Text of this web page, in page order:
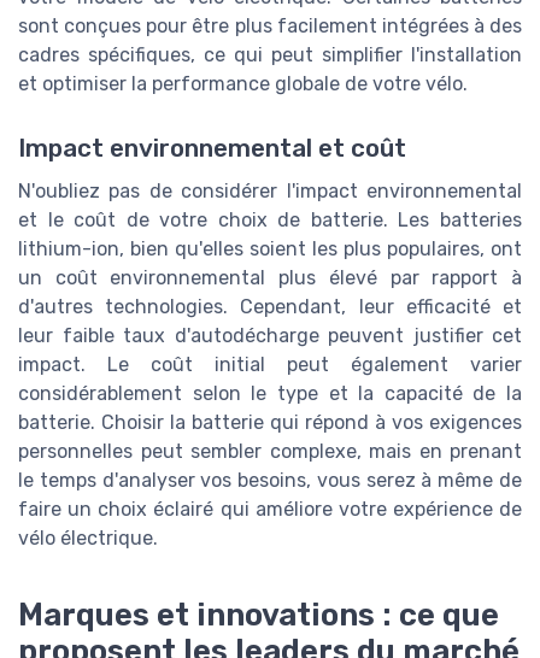
sont conçues pour être plus facilement intégrées à des
cadres spécifiques, ce qui peut simplifier l'installation
et optimiser la performance globale de votre vélo.
Impact environnemental et coût
N'oubliez pas de considérer l'impact environnemental
et le coût de votre choix de batterie. Les batteries
lithium-ion, bien qu'elles soient les plus populaires, ont
un coût environnemental plus élevé par rapport à
d'autres technologies. Cependant, leur efficacité et
leur faible taux d'autodécharge peuvent justifier cet
impact. Le coût initial peut également varier
considérablement selon le type et la capacité de la
batterie. Choisir la batterie qui répond à vos exigences
personnelles peut sembler complexe, mais en prenant
le temps d'analyser vos besoins, vous serez à même de
faire un choix éclairé qui améliore votre expérience de
vélo électrique.
Marques et innovations : ce que